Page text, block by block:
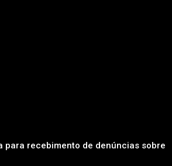
para recebimento de denúncias sobre